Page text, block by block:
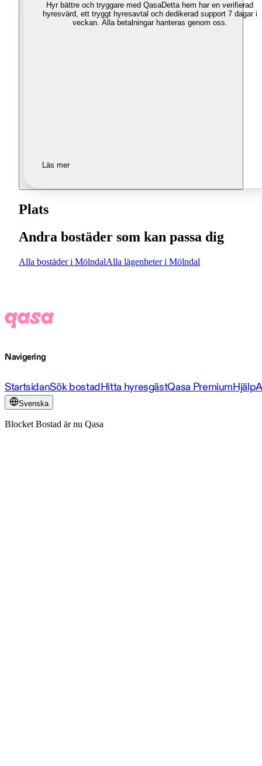
Hyr bättre och tryggare med QasaDetta hem har en verifierad
hyresvärd, ett tryggt hyresavtal och dedikerad support 7 dagar i
veckan. Alla betalningar hanteras genom oss.
Läs mer
Plats
Andra bostäder som kan passa dig
Alla bostäder i MölndalAlla lägenheter i Mölndal
Navigering
StartsidanSök bostadHitta hyresgästQasa PremiumHjälp
Svenska
Blocket Bostad är nu Qasa